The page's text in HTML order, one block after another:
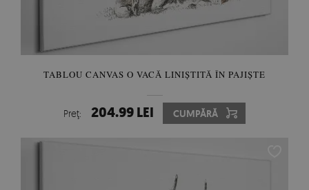
TABLOU CANVAS O VACĂ LINIŞTITĂ ÎN PAJIŞTE
Preţ: 204.99 LEI CUMPĂRĂ